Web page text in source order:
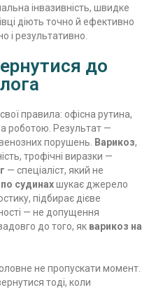
інвазивність, швидке
діють точно й ефективно
і результативно.
до
правила: офісна рутина,
роботою. Результат —
порушень.
Варикоз,
трофічні виразки —
— спеціаліст, який не
судинахшукає джерело
підбирає дієве
— не допущення
до того, як варикоз на
не пропускати момент.
тоді, коли